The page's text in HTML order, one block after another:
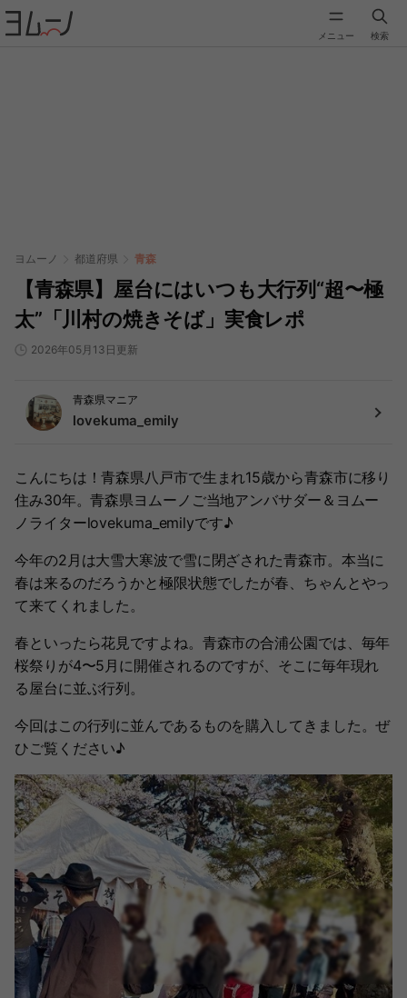
メニュー 検索
ヨムーノ 都道府県 青森
【青森県】屋台にはいつも大行列“超〜極
太”「川村の焼きそば」実食レポ
2026年05月13日更新
青森県マニア
lovekuma_emily
こんにちは！青森県八戸市で生まれ15歳から青森市に移り
住み30年。青森県ヨムーノご当地アンバサダー＆ヨムー
ノライターlovekuma_emilyです♪
今年の2月は大雪大寒波で雪に閉ざされた青森市。本当に
春は来るのだろうかと極限状態でしたが春、ちゃんとやっ
て来てくれました。
春といったら花見ですよね。青森市の合浦公園では、毎年
桜祭りが4〜5月に開催されるのですが、そこに毎年現れ
る屋台に並ぶ行列。
今回はこの行列に並んであるものを購入してきました。ぜ
ひご覧ください♪